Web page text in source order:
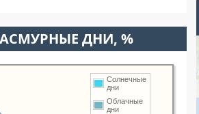
ДНИ, %
Солнечные
дни
Облачные
дни